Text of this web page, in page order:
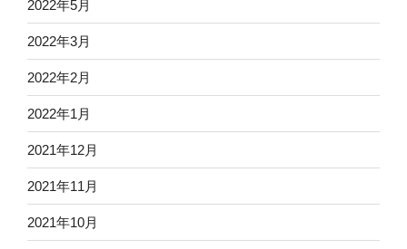
2022年5月
2022年3月
2022年2月
2022年1月
2021年12月
2021年11月
2021年10月